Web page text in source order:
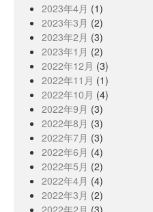
2023年4月 (1)
2023年3月 (2)
2023年2月 (3)
2023年1月 (2)
2022年12月 (3)
2022年11月 (1)
2022年10月 (4)
2022年9月 (3)
2022年8月 (3)
2022年7月 (3)
2022年6月 (4)
2022年5月 (2)
2022年4月 (4)
2022年3月 (2)
2022年2月 (3)